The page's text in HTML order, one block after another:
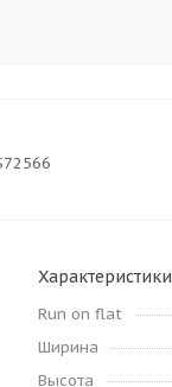
Характеристики
Run on flat
Ширина
Высота